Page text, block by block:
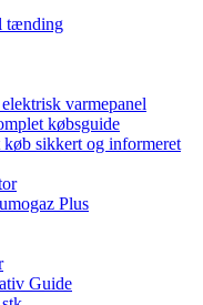
tænding
varmepanel
købsguide
sikkert og informeret
Plus
Guide